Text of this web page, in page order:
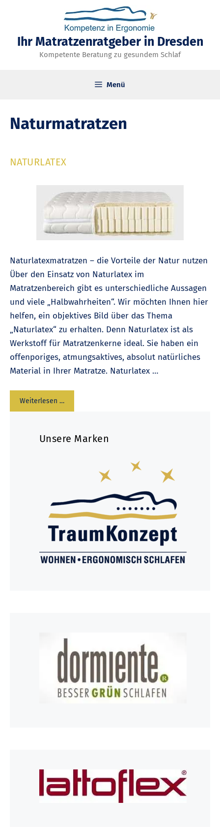
springen
Ihr Matratzenratgeber in Dresden
Kompetente Beratung zu gesundem Schlaf
Menü
Naturmatratzen
NATURLATEX
Naturlatexmatratzen – die Vorteile der Natur nutzen
Über den Einsatz von Naturlatex im
Matratzenbereich gibt es unterschiedliche Aussagen
und viele „Halbwahrheiten“. Wir möchten Ihnen hier
helfen, ein objektives Bild über das Thema
„Naturlatex“ zu erhalten. Denn Naturlatex ist als
Werkstoff für Matratzenkerne ideal. Sie haben ein
offenporiges, atmungsaktives, absolut natürliches
Material in Ihrer Matratze. Naturlatex …
Weiterlesen …
Unsere Marken